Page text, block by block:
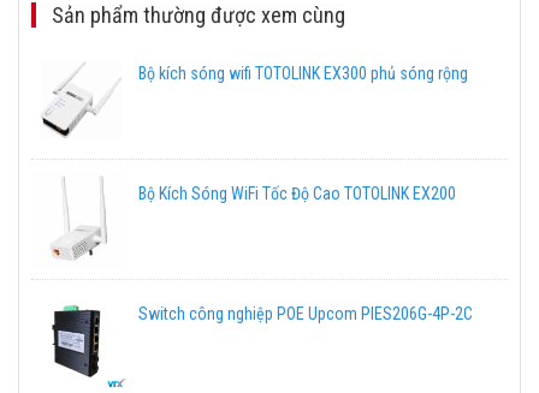
Sản phẩm thường được xem cùng
Bộ kích sóng wifi TOTOLINK EX300 phủ sóng rộng
Bộ Kích Sóng WiFi Tốc Độ Cao TOTOLINK EX200
Switch công nghiệp POE Upcom PIES206G-4P-2C